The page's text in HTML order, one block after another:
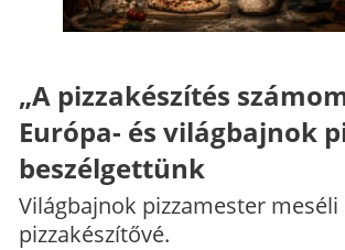
„A pizzakészítés
Európa- és világbajnok
beszélgettünk
Világbajnok pizzamester
pizzakészítővé.